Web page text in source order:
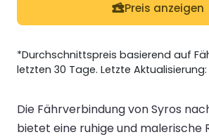
Preis anzeigen
*Durchschnittspreis basierend auf
letzten 30 Tage. Letzte
Die Fährverbindung von Syros
bietet eine ruhige und malerische